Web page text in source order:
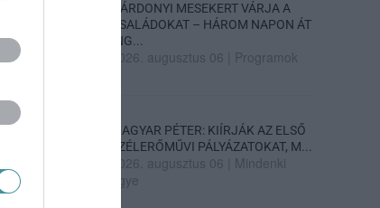
GÁRDONYI MESEKERT VÁRJA A
CSALÁDOKAT – HÁROM NAPON ÁT
ING...
2026. augusztus 06 Programok
MAGYAR PÉTER: KIÍRJÁK AZ ELSŐ
SZÉLERŐMŰVI PÁLYÁZATOKAT, M...
2026. augusztus 06
Mindenki
ügye